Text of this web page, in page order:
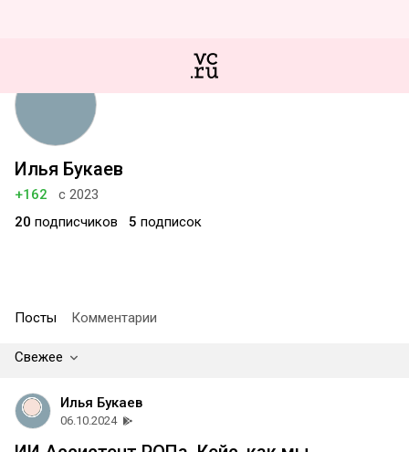
Илья Букаев
+162
с 2023
20 подписчиков 5 подписок
Посты Комментарии
Свежее
Илья Букаев
06.10.2024